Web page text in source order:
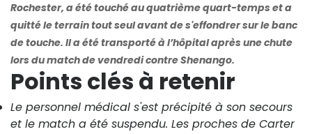
Rochester, a été touché au quatrième quart-temps et a
quitté le terrain tout seul avant de s'effondrer sur le banc
de touche. Il a été transporté à l’hôpital après une chute
lors du match de vendredi contre Shenango.
Points clés à retenir
Le personnel médical s'est précipité à son secours
et le match a été suspendu. Les proches de Carter